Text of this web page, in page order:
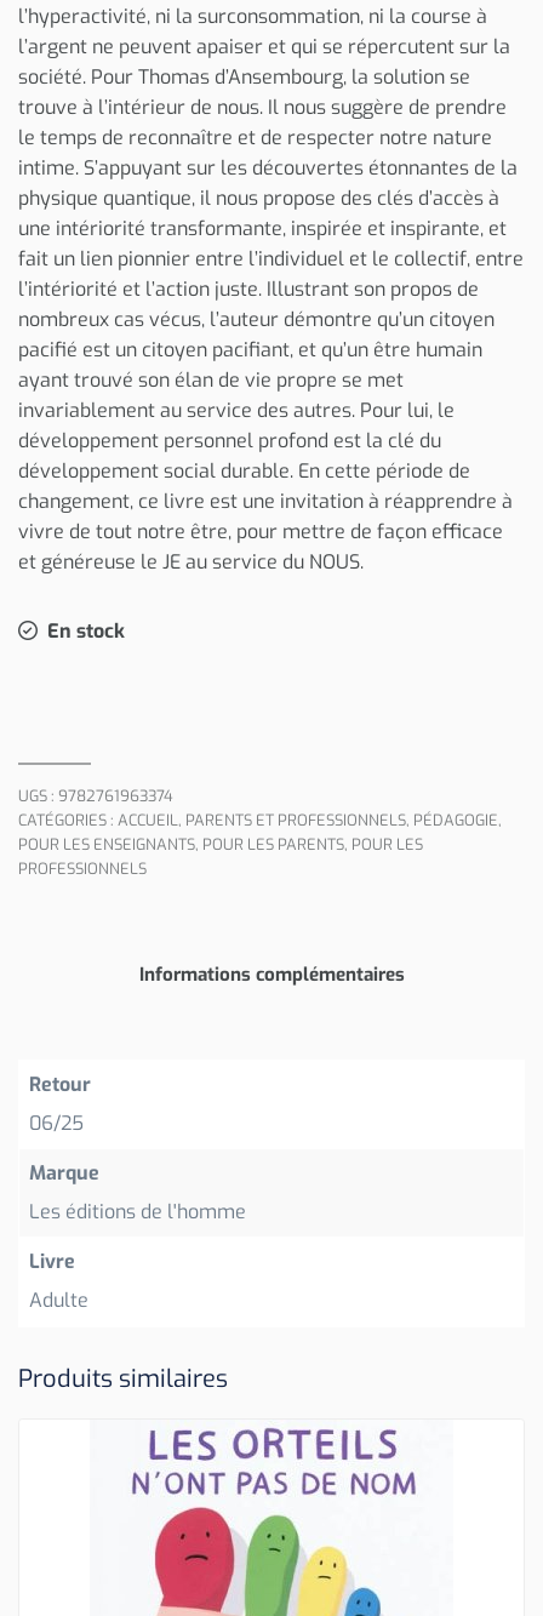
l’hyperactivité, ni la surconsommation, ni la course à
l’argent ne peuvent apaiser et qui se répercutent sur la
société. Pour Thomas d’Ansembourg, la solution se
trouve à l’intérieur de nous. Il nous suggère de prendre
le temps de reconnaître et de respecter notre nature
intime. S’appuyant sur les découvertes étonnantes de la
physique quantique, il nous propose des clés d’accès à
une intériorité transformante, inspirée et inspirante, et
fait un lien pionnier entre l’individuel et le collectif, entre
l’intériorité et l’action juste. Illustrant son propos de
nombreux cas vécus, l’auteur démontre qu’un citoyen
pacifié est un citoyen pacifiant, et qu’un être humain
ayant trouvé son élan de vie propre se met
invariablement au service des autres. Pour lui, le
développement personnel profond est la clé du
développement social durable. En cette période de
changement, ce livre est une invitation à réapprendre à
vivre de tout notre être, pour mettre de façon efficace
et généreuse le JE au service du NOUS.
En stock
UGS : 9782761963374
CATÉGORIES : ACCUEIL, PARENTS ET PROFESSIONNELS, PÉDAGOGIE,
POUR LES ENSEIGNANTS, POUR LES PARENTS, POUR LES
PROFESSIONNELS
Informations complémentaires
Retour
06/25
Marque
Les éditions de l'homme
Livre
Adulte
Produits similaires